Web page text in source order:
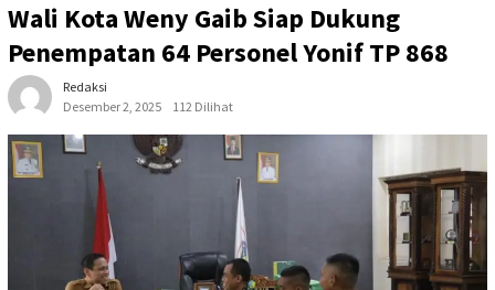
Wali Kota Weny Gaib Siap Dukung
Penempatan 64 Personel Yonif TP 868
Redaksi
Desember 2, 2025
112 Dilihat